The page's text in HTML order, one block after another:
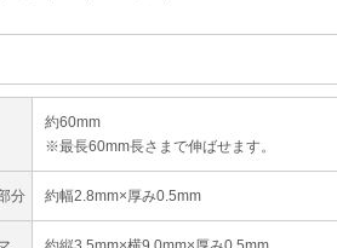
約60mm
※最長60mm長さまで伸ばせます。
分 約幅2.8mm×厚み0.5mm